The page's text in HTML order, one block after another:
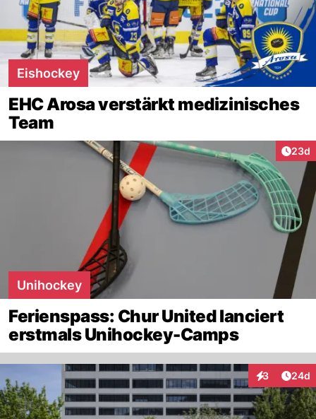
Eishockey
EHC Arosa verstärkt medizinisches
Team
23d
Unihockey
Ferienspass: Chur United lanciert
erstmals Unihockey-Camps
3
Interaktionen
24d